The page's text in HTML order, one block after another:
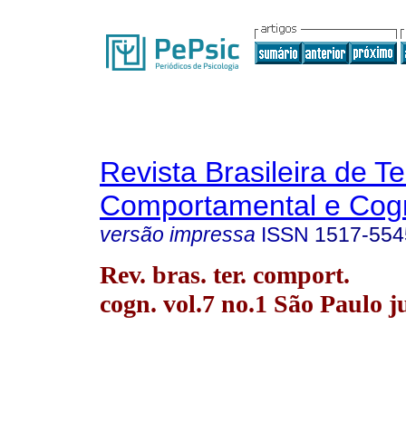
Revista Brasileira de
Comportamental e
versão impressa ISSN 1517-
Rev. bras. ter. comport.
cogn. vol.7 no.1 São Paulo